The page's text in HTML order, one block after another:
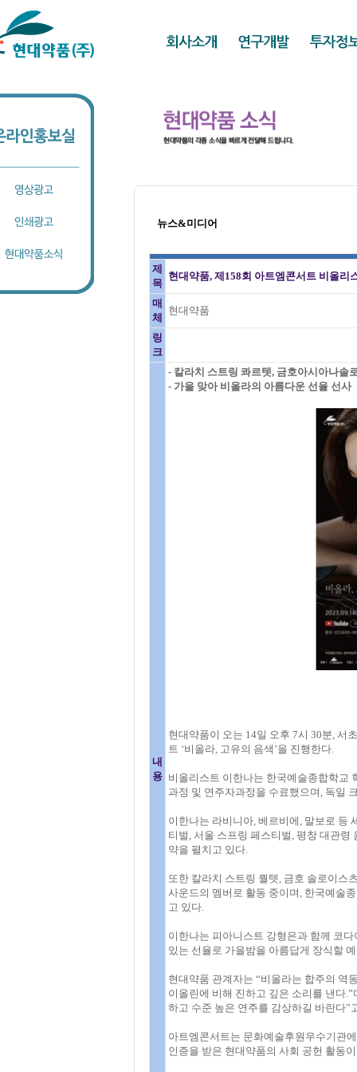
뉴스&미디어
제
목
현대약품, 제158회 아트엠콘서트 비올리
매
체
현대약품
링
크
내
용
- 칼라치 스트링 콰르텟, 금호아시아나솔
- 가을 맞아 비올라의 아름다운 선율 선사
현대약품이 오는 14일 오후 7시 30분, 서
트 ‘비올라, 고유의 음색’을 진행한다.
비올리스트 이한나는 한국예술종합학교
과정 및 연주자과정을 수료했으며, 독일
이한나는 라비니아, 베르비에, 말보로 등
티벌, 서울 스프링 페스티벌, 평창 대관
약을 펼치고 있다.
또한 칼라치 스트링 퀄텟, 금호 솔로이스
사운드의 멤버로 활동 중이며, 한국예술
고 있다.
이한나는 피아니스트 강형은과 함께 코
있는 선율로 가을밤을 아름답게 장식할
현대약품 관계자는 “비올라는 합주의 역
이올린에 비해 진하고 깊은 소리를 낸다
하고 수준 높은 연주를 감상하길 바란다”
아트엠콘서트는 문화예술후원우수기관
인증을 받은 현대약품의 사회 공헌 활동